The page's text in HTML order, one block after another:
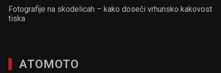
Fotografije na skodelicah – kako doseči vrhunsko kakovost
tiska
ATOMOTO